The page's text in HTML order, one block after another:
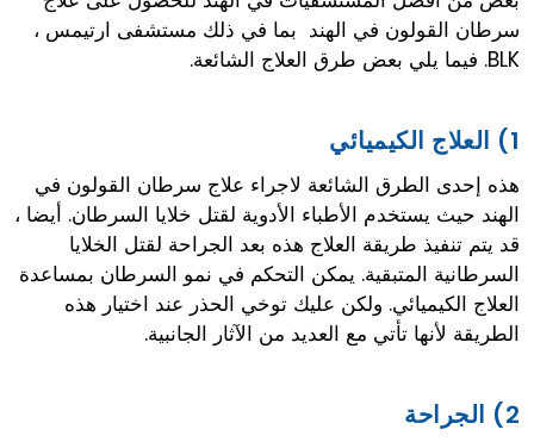
سرطان القولون في الهند بما في ذلك مستشفى ارتيمس ،
BLK. فيما يلي بعض طرق العلاج الشائعة.
1) العلاج الكيميائي
هذه إحدى الطرق الشائعة لاجراء علاج سرطان القولون في
الهند حيث يستخدم الأطباء الأدوية لقتل خلايا السرطان. أيضا ،
قد يتم تنفيذ طريقة العلاج هذه بعد الجراحة لقتل الخلايا
السرطانية المتبقية. يمكن التحكم في نمو السرطان بمساعدة
العلاج الكيميائي. ولكن عليك توخي الحذر عند اختيار هذه
الطريقة لأنها تأتي مع العديد من الآثار الجانبية.
2) الجراحة